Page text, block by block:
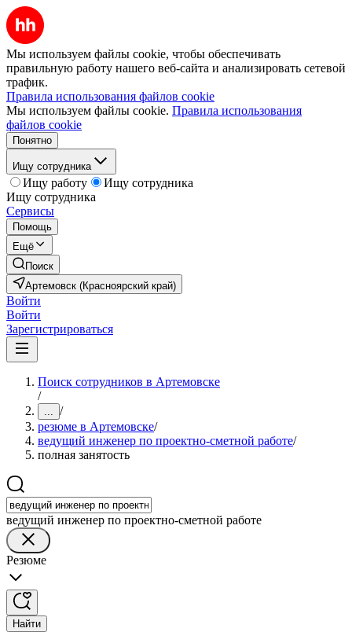
Мы используем файлы cookie, чтобы обеспечивать
правильную работу нашего веб-сайта и анализировать сетевой
трафик.
Правила использования файлов cookie
Мы используем файлы cookie. Правила использования
файлов cookie
Понятно
Ищу сотрудника
Ищу работу
Ищу сотрудника
Ищу сотрудника
Сервисы
Помощь
Ещё
Поиск
Артемовск (Красноярский край)
Войти
Войти
Зарегистрироваться
Поиск сотрудников в Артемовске
/
... /
резюме в Артемовске/
ведущий инженер по проектно-сметной работе/
полная занятость
ведущий инженер по проектно-сметной работе
Резюме
Найти